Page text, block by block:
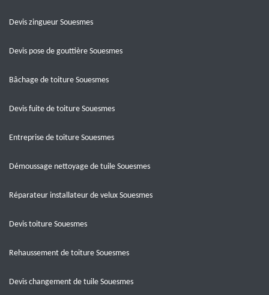
Devis zingueur Souesmes
Devis pose de gouttière Souesmes
Bâchage de toiture Souesmes
Devis fuite de toiture Souesmes
Entreprise de toiture Souesmes
Démoussage nettoyage de tuile Souesmes
Réparateur installateur de velux Souesmes
Devis toiture Souesmes
Rehaussement de toiture Souesmes
Devis changement de tuile Souesmes